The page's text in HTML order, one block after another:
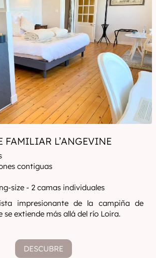
FAMILIAR L’ANGEVINE
contiguas
size - 2 camas individuales
impresionante de la campiña de
se extiende más allá del río Loira.
DESCUBRE